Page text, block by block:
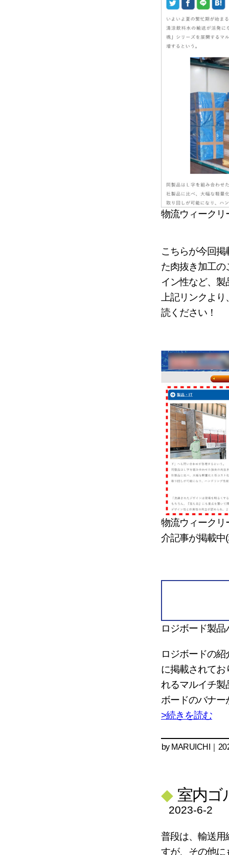
物流ウィークリ
こちらが今回
た肉抜き加工
イン性など、
上記リンクよ
読ください！
物流ウィークリ
介記事が掲載中
ロジボード製
ロジボードの
に掲載されて
れるマルイチ製
ボードのバナ
>続きを読む
by MARUICHI ｜
◆ 室内ゴ
2023-6-2
普段は、輸送用
すが、その他に